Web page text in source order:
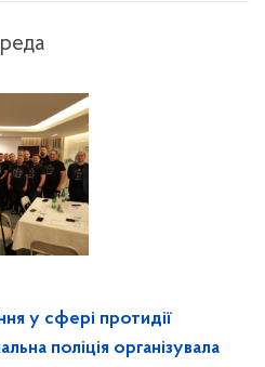
у сфері протидії
поліція організувала